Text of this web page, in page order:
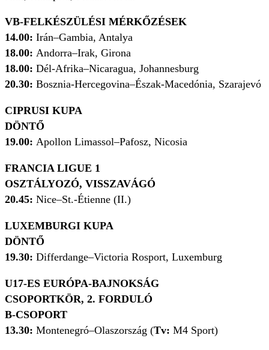
VB-FELKÉSZÜLÉSI MÉRKŐZÉSEK
14.00: Irán–Gambia, Antalya
18.00: Andorra–Irak, Girona
18.00: Dél-Afrika–Nicaragua, Johannesburg
20.30: Bosznia-Hercegovina–Észak-Macedónia, Szarajevó
CIPRUSI KUPA
DÖNTŐ
19.00: Apollon Limassol–Pafosz, Nicosia
FRANCIA LIGUE 1
OSZTÁLYOZÓ, VISSZAVÁGÓ
20.45: Nice–St.-Étienne (II.)
LUXEMBURGI KUPA
DÖNTŐ
19.30: Differdange–Victoria Rosport, Luxemburg
U17-ES EURÓPA-BAJNOKSÁG
CSOPORTKÖR, 2. FORDULÓ
B-CSOPORT
13.30: Montenegró–Olaszország (Tv: M4 Sport)